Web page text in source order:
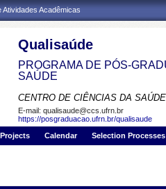
Acadêmicas
Qualisaúde
PROGRAMA DE PÓS-
SAÚDE
CENTRO DE CIÊNCIAS DA SAÚDE
E-mail: qualisaude@ccs.ufrn.br
https://posgraduacao.ufrn.br/qualisaude
Calendar Selection Processes